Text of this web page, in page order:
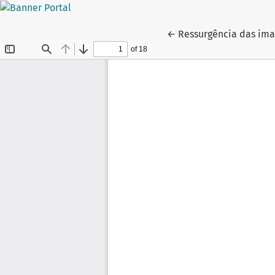
← Voltar aos Detalhes
Ressurgência das